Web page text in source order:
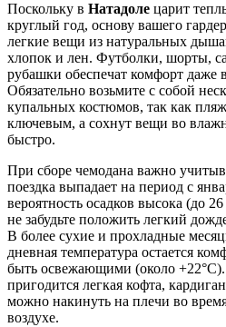
Поскольку в Натадоле царит
круглый год, основу вашего
легкие вещи из натуральных
хлопок и лен. Футболки, шорты,
рубашки обеспечат комфорт даже
Обязательно возьмите с собой
купальных костюмов, так как
ключевым, а сохнут вещи во
быстро.
При сборе чемодана важно
поездка выпадает на период с
вероятность осадков высока (до
не забудьте положить легкий
В более сухие и прохладные
дневная температура остается
быть освежающими (около +22°C).
пригодится легкая кофта,
можно накинуть на плечи во
воздухе.